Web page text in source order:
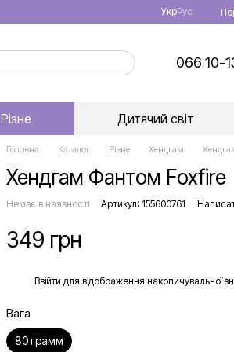
УкрРус
066 10-
Різне Дитячий світ
Головна Каталог Різне Хендгам
Хендгам Фантом Foxfire
Немає в наявності Артикул: 155600761
349 грн
Ввійти для відображення накопичувальної
Вага
80 грамм